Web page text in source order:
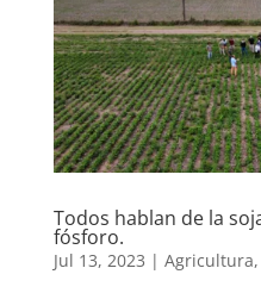
Todos hablan de la
fósforo.
Jul 13, 2023 | Agricultura,